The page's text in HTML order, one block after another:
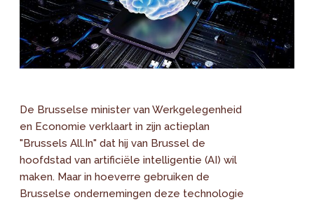
De Brusselse minister van Werkgelegenheid
en Economie verklaart in zijn actieplan
"Brussels All.In" dat hij van Brussel de
hoofdstad van artificiële intelligentie (AI) wil
maken. Maar in hoeverre gebruiken de
Brusselse ondernemingen deze technologie